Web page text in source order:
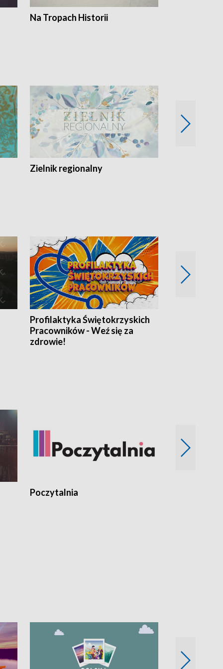
Na Tropach Historii
Zielnik regionalny
Profilaktyka Świętokrzyskich
Pracowników - Weź się za
zdrowie!
Poczytalnia